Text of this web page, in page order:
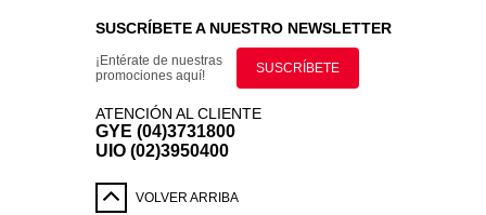
SUSCRÍBETE A NUESTRO NEWSLETTER
¡Entérate de nuestras
promociones aquí!
SUSCRÍBETE
ATENCIÓN AL CLIENTE
GYE (04)3731800
UIO (02)3950400
VOLVER ARRIBA